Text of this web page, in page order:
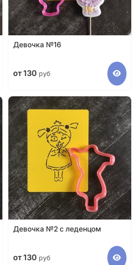
Девочка №16
от 130 руб
Девочка №2 с леденцом
от 130 руб